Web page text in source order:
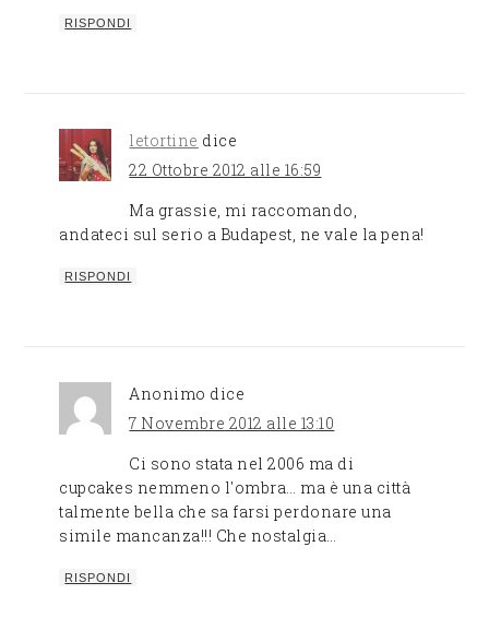
RISPONDI
letortine dice
22 Ottobre 2012 alle 16:59
Ma grassie, mi raccomando,
andateci sul serio a Budapest, ne vale la pena!
RISPONDI
Anonimo dice
7 Novembre 2012 alle 13:10
Ci sono stata nel 2006 ma di
cupcakes nemmeno l'ombra… ma è una città
talmente bella che sa farsi perdonare una
simile mancanza!!! Che nostalgia…
RISPONDI